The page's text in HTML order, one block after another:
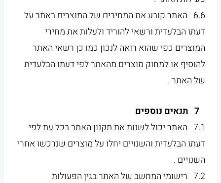
6.6 האתר קובע את המחירים של המוצרים באתר על
דעתו הבלעדית ורשאי להוריד ולעלות את מחירי
המוצרים כפי שהוא רואה לנכון כמו כן רשאי האתר
להוסיף או למחוק מוצרים מהאתר לפי דעתו הבלעדית
של האתר .
7 תנאים נוספים
7.1 האתר יכול לשנות את תקנון האתר בכל עת לפי
דעתו הבלעדית והשנויים יחלו על מוצרים שנרכשו אחרי
השנויים .
7.2 רישומי המחשב של האתר בגין הפעולות